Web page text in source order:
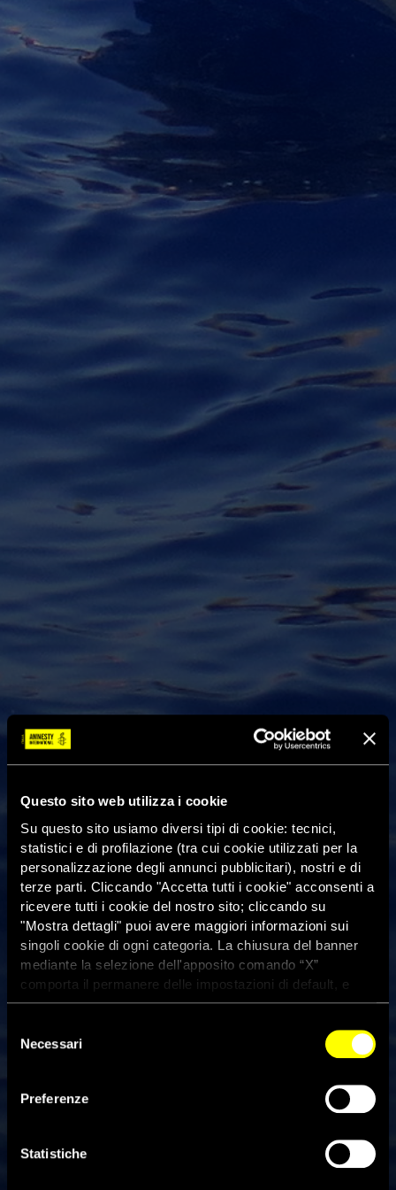
Questo sito web utilizza i cookie
Su questo sito usiamo diversi tipi di cookie: tecnici,
statistici e di profilazione (tra cui cookie utilizzati per la
personalizzazione degli annunci pubblicitari), nostri e di
terze parti. Cliccando "Accetta tutti i cookie" acconsenti a
ricevere tutti i cookie del nostro sito; cliccando su
"Mostra dettagli" puoi avere maggiori informazioni sui
singoli cookie di ogni categoria. La chiusura del banner
mediante la selezione dell'apposito comando “X”
comporta il permanere delle impostazioni di default, e
dunque la continuazione della navigazione con i cookie
dei cookie attivi sul sito clicca
delNecessari
Preferenze
Statistiche
Insinuazioni contro le Ong: “In
bussola morale”